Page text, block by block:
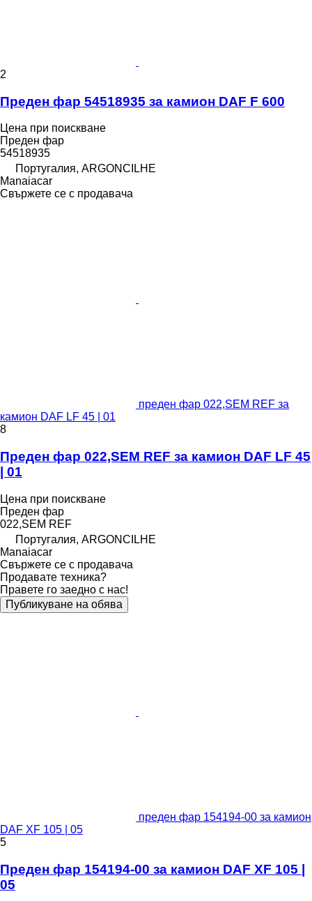
2
Преден фар 54518935 за камион DAF F 600
Цена при поискване
Преден фар
54518935
Португалия, ARGONCILHE
Manaiacar
Свържете се с продавача
преден фар 022,SEM REF за
камион DAF LF 45 | 01
8
Преден фар 022,SEM REF за камион DAF LF 45
| 01
Цена при поискване
Преден фар
022,SEM REF
Португалия, ARGONCILHE
Manaiacar
Свържете се с продавача
Продавате техника?
Правете го заедно с нас!
Публикуване на обява
преден фар 154194-00 за камион
DAF XF 105 | 05
5
Преден фар 154194-00 за камион DAF XF 105 |
05